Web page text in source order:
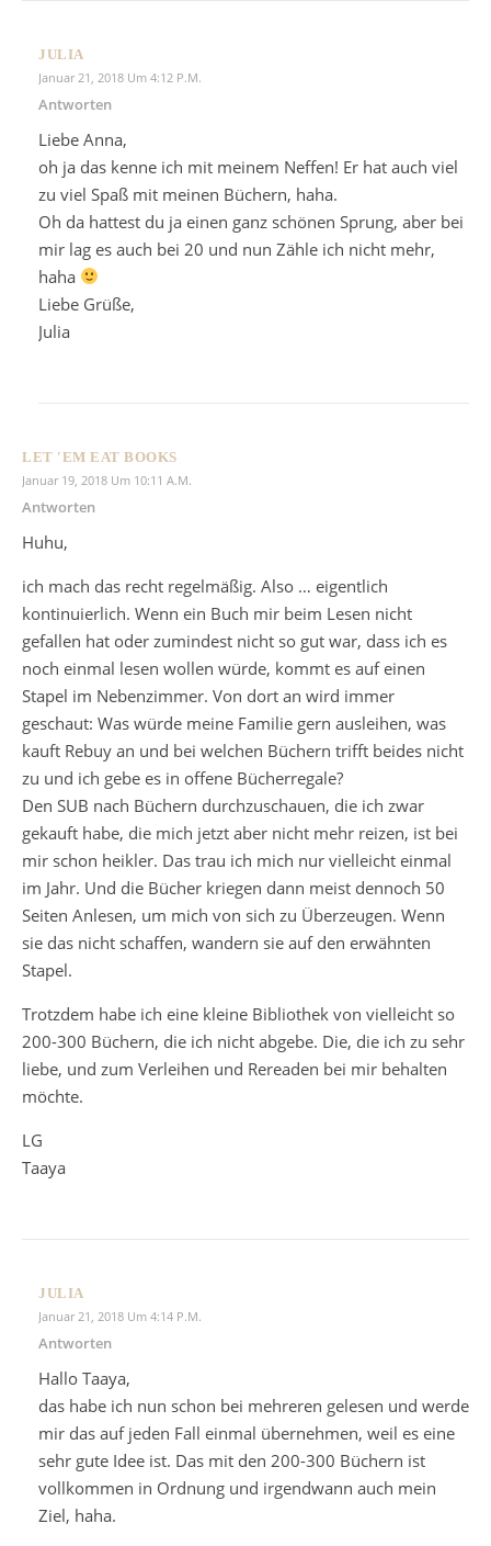
JULIA
Januar 21, 2018 Um 4:12 P.m.
Antworten
Liebe Anna,
oh ja das kenne ich mit meinem Neffen! Er hat auch viel
zu viel Spaß mit meinen Büchern, haha.
Oh da hattest du ja einen ganz schönen Sprung, aber bei
mir lag es auch bei 20 und nun Zähle ich nicht mehr,
haha
Liebe Grüße,
Julia
LET 'EM EAT BOOKS
Januar 19, 2018 Um 10:11 A.m.
Antworten
Huhu,
ich mach das recht regelmäßig. Also … eigentlich
kontinuierlich. Wenn ein Buch mir beim Lesen nicht
gefallen hat oder zumindest nicht so gut war, dass ich es
noch einmal lesen wollen würde, kommt es auf einen
Stapel im Nebenzimmer. Von dort an wird immer
geschaut: Was würde meine Familie gern ausleihen, was
kauft Rebuy an und bei welchen Büchern trifft beides nicht
zu und ich gebe es in offene Bücherregale?
Den SUB nach Büchern durchzuschauen, die ich zwar
gekauft habe, die mich jetzt aber nicht mehr reizen, ist bei
mir schon heikler. Das trau ich mich nur vielleicht einmal
im Jahr. Und die Bücher kriegen dann meist dennoch 50
Seiten Anlesen, um mich von sich zu Überzeugen. Wenn
sie das nicht schaffen, wandern sie auf den erwähnten
Stapel.
Trotzdem habe ich eine kleine Bibliothek von vielleicht so
200-300 Büchern, die ich nicht abgebe. Die, die ich zu sehr
liebe, und zum Verleihen und Rereaden bei mir behalten
möchte.
LG
Taaya
JULIA
Januar 21, 2018 Um 4:14 P.m.
Antworten
Hallo Taaya,
das habe ich nun schon bei mehreren gelesen und werde
mir das auf jeden Fall einmal übernehmen, weil es eine
sehr gute Idee ist. Das mit den 200-300 Büchern ist
vollkommen in Ordnung und irgendwann auch mein
Ziel, haha.